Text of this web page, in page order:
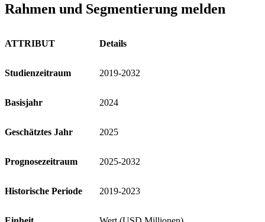
Rahmen und Segmentierung melden
ATTRIBUT Details
Studienzeitraum 2019-2032
Basisjahr 2024
Geschätztes Jahr 2025
Prognosezeitraum 2025-2032
Historische Periode 2019-2023